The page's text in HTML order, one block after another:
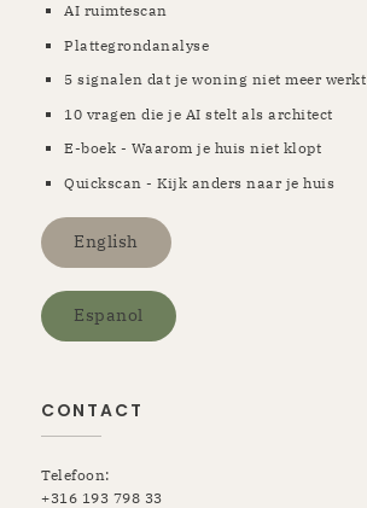
AI ruimtescan
Plattegrondanalyse
5 signalen dat je woning niet meer werkt
10 vragen die je AI stelt als architect
E-boek - Waarom je huis niet klopt
Quickscan - Kijk anders naar je huis
English
Espanol
CONTACT
Telefoon:
+316 193 798 33